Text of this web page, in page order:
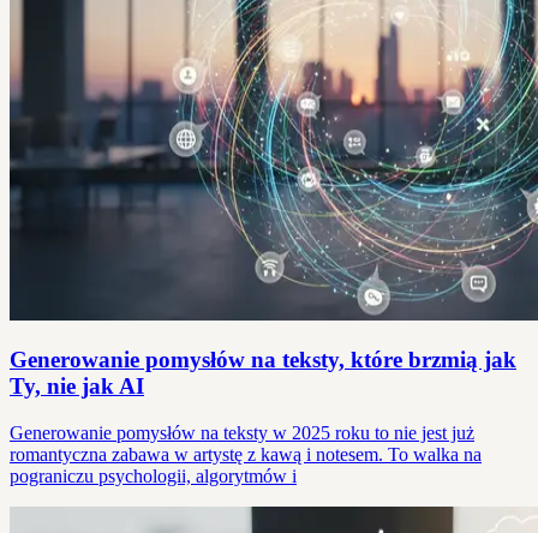
Generowanie pomysłów na teksty, które brzmią jak
Ty, nie jak AI
Generowanie pomysłów na teksty w 2025 roku to nie jest już
romantyczna zabawa w artystę z kawą i notesem. To walka na
pograniczu psychologii, algorytmów i